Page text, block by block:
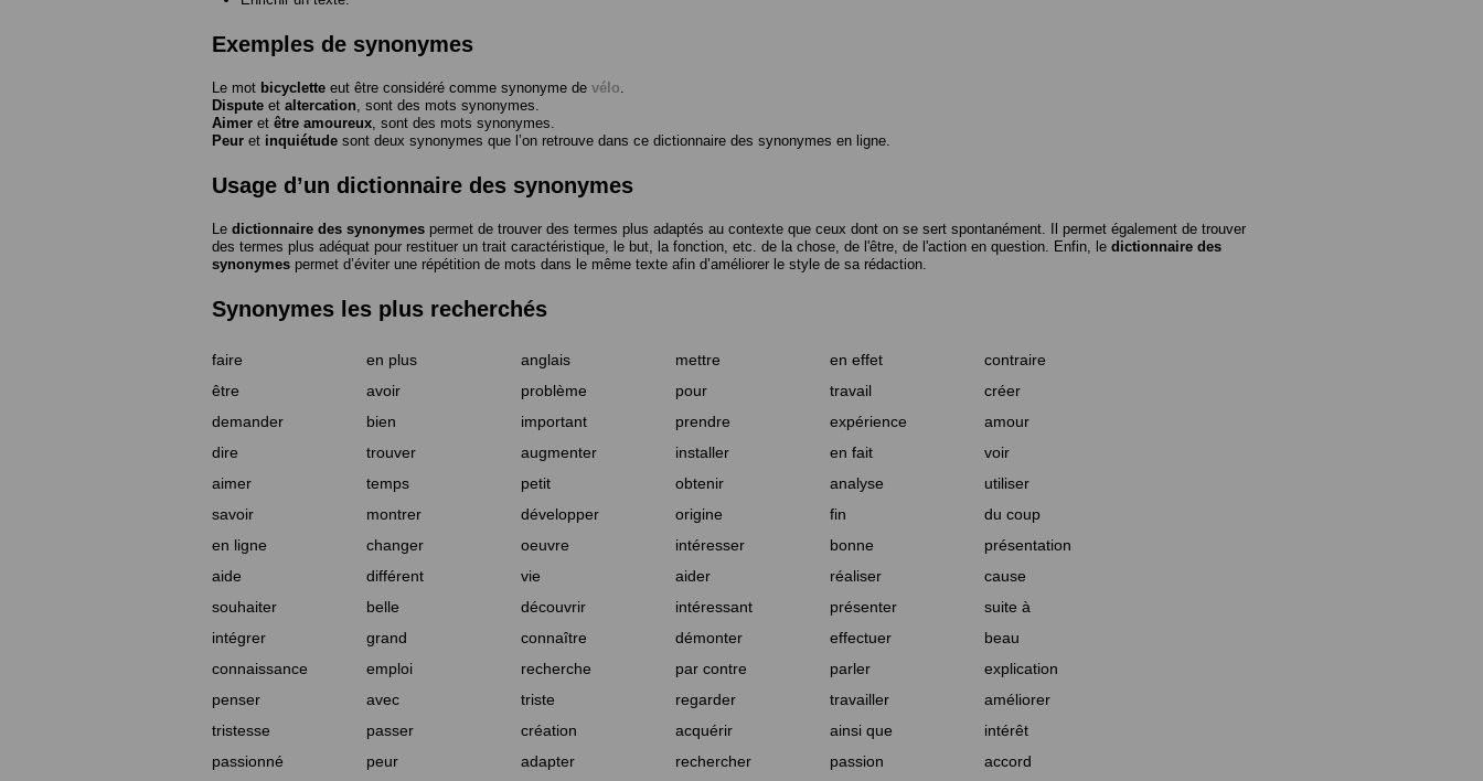
Exemples de synonymes
Le mot bicyclette eut être considéré comme synonyme de vélo
Dispute et altercation , sont des mots synonymes.
Aimer et être amoureux , sont des mots synonymes.
Peur et inquiétude sont deux synonymes que l’on retrouve dans ce dictionnaire des synonymes en ligne.
Usage d’un dictionnaire des synonymes
Le dictionnaire des synonymes permet de trouver des termes plus adaptés au contexte que ceux dont on se sert spontanément. Il permet également de trouver
des termes plus adéquat pour restituer un trait caractéristique, le but, la fonction, etc. de la chose, de l'être, de l'action en question. Enfin, le dictionnaire des
synonymes permet d’éviter une répétition de mots dans le même texte afin d’améliorer le style de sa rédaction.
Synonymes les plus recherchés
faire en plus anglais mettre en effet
contraire
être
avoir problème pour travail
créer
demander
bien important prendre expérience
amour
dire
trouver augmenter installer en fait
voir
aimer
temps petit obtenir analyse
utiliser
savoir
montrer développer origine fin
du coup
en ligne
changer oeuvre intéresser bonne
présentation
aide
différent vie aider réaliser
cause
souhaiter
belle découvrir intéressant présenter
suite à
intégrer
grand connaître démonter effectuer
beau
connaissance
emploi recherche par contre parler
explication
penser
avec triste regarder travailler
améliorer
tristesse
passer création acquérir ainsi que
intérêt
passionné
peur adapter rechercher passion accord